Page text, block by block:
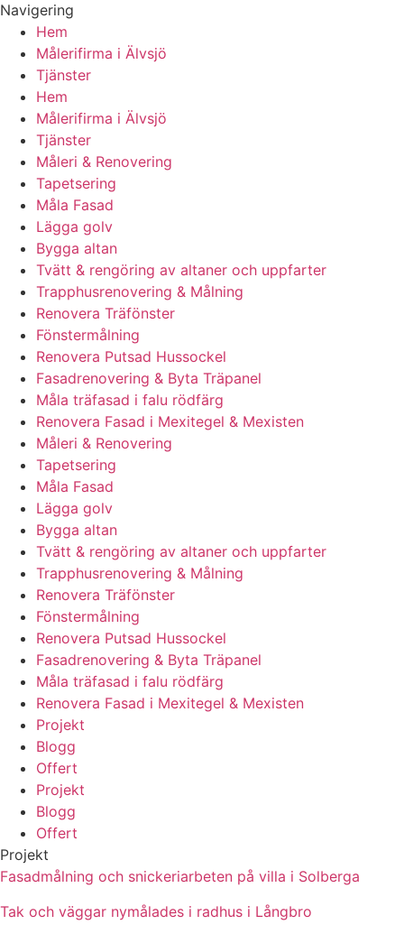
Navigering
Hem
Målerifirma i Älvsjö
Tjänster
Hem
Målerifirma i Älvsjö
Tjänster
Måleri & Renovering
Tapetsering
Måla Fasad
Lägga golv
Bygga altan
Tvätt & rengöring av altaner och uppfarter
Trapphusrenovering & Målning
Renovera Träfönster
Fönstermålning
Renovera Putsad Hussockel
Fasadrenovering & Byta Träpanel
Måla träfasad i falu rödfärg
Renovera Fasad i Mexitegel & Mexisten
Måleri & Renovering
Tapetsering
Måla Fasad
Lägga golv
Bygga altan
Tvätt & rengöring av altaner och uppfarter
Trapphusrenovering & Målning
Renovera Träfönster
Fönstermålning
Renovera Putsad Hussockel
Fasadrenovering & Byta Träpanel
Måla träfasad i falu rödfärg
Renovera Fasad i Mexitegel & Mexisten
Projekt
Blogg
Offert
Projekt
Blogg
Offert
Projekt
Fasadmålning och snickeriarbeten på villa i Solberga
Tak och väggar nymålades i radhus i Långbro